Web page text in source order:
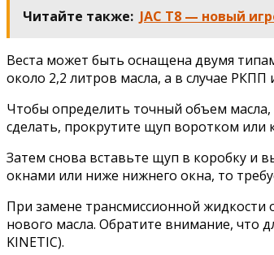
Читайте также: JAC T8 — новый
Веста может быть оснащена двумя
около 2,2 литров масла, а в случае
Чтобы определить точный объем
сделать, прокрутите щуп воротком или
Затем снова вставьте щуп в коробку и
окнами или ниже нижнего окна, то
При замене трансмиссионной жидкости
нового масла. Обратите внимание, что
KINETIC).